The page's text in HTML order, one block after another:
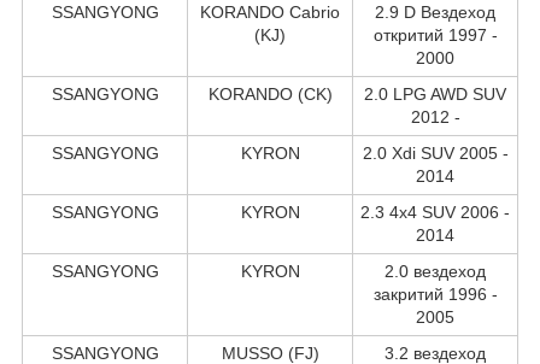
SSANGYONG
KORANDO Cabrio
(KJ)
2.9 D Вездеход
откритий 1997 -
2000
SSANGYONG
KORANDO (CK)
2.0 LPG AWD SUV
2012 -
SSANGYONG
KYRON
2.0 Xdi SUV 2005 -
2014
SSANGYONG
KYRON
2.3 4x4 SUV 2006 -
2014
SSANGYONG
KYRON
2.0 вездеход
закритий 1996 -
2005
SSANGYONG
MUSSO (FJ)
3.2 вездеход